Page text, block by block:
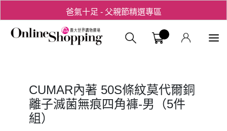
爸氣十足 - 父親節精選專區
用心愛你！七夕星選禮遇！義大購物
CUMAR內著 50S條紋莫代爾銅
離子滅菌無痕四角褲-男（5件
組）